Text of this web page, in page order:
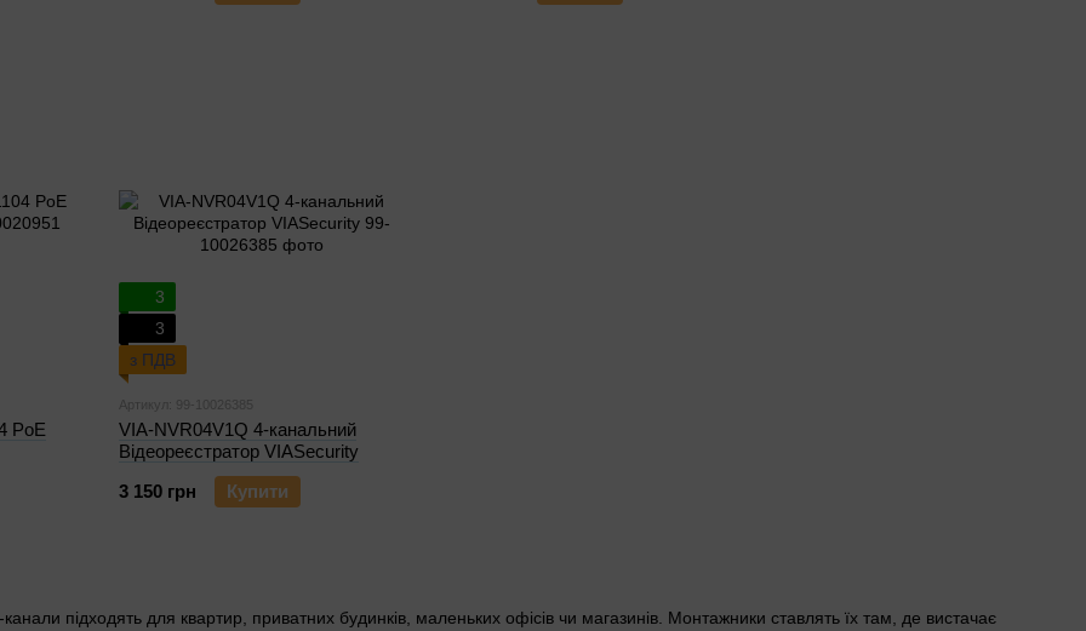
підходять для квартир, приватних будинків, маленьких офісів чи магазинів. Монтажники ставлять їх там, де вистачає
PoE
3
3
з ПДВ
Артикул: 99-10026385
VIA-NVR04V1Q 4-канальний
Відеореєстратор VIASecurity
3 150 грн
Купити